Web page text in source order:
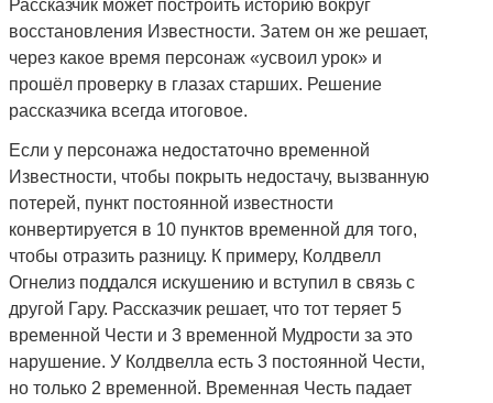
Рассказчик может построить историю вокруг
восстановления Известности. Затем он же решает,
через какое время персонаж «усвоил урок» и
прошёл проверку в глазах старших. Решение
рассказчика всегда итоговое.
Если у персонажа недостаточно временной
Известности, чтобы покрыть недостачу, вызванную
потерей, пункт постоянной известности
конвертируется в 10 пунктов временной для того,
чтобы отразить разницу. К примеру, Колдвелл
Огнелиз поддался искушению и вступил в связь с
другой Гару. Рассказчик решает, что тот теряет 5
временной Чести и 3 временной Мудрости за это
нарушение. У Колдвелла есть 3 постоянной Чести,
но только 2 временной. Временная Честь падает